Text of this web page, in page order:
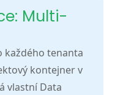
Multi-
každého tenanta
kontejner v
vlastní Data